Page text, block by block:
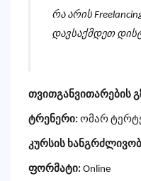
რა არის
დავსაქმდეთ
თვითგანვითარების
ტრენერი: ომარ
კურსის
ფორმატი: Online